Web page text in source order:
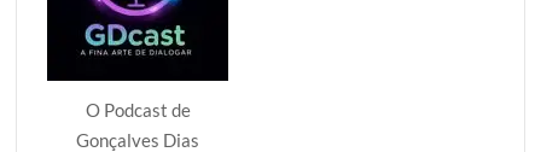
O Podcast de
Gonçalves Dias